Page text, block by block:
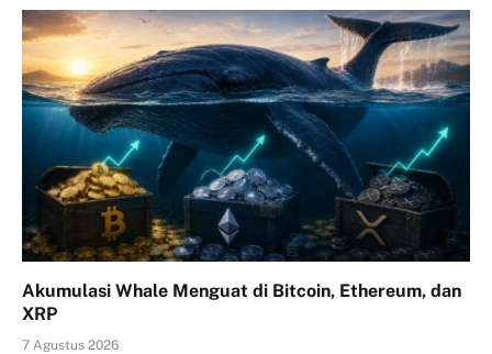
Akumulasi Whale Menguat di Bitcoin, Ethereum, dan
XRP
7 Agustus 2026